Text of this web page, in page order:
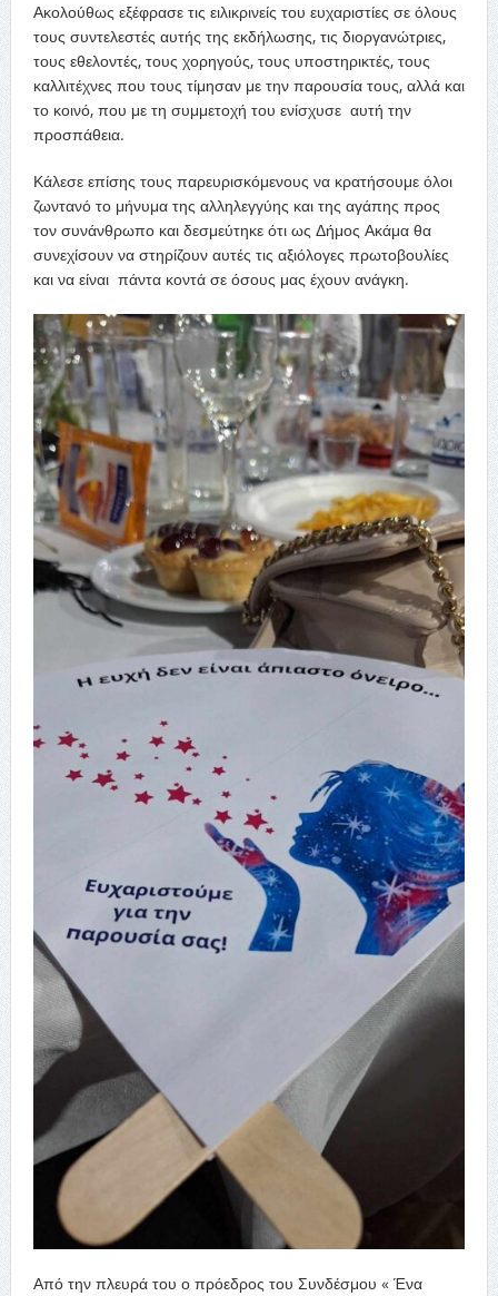
Ακολούθως εξέφρασε τις ειλικρινείς του ευχαριστίες σε όλους
τους συντελεστές αυτής της εκδήλωσης, τις διοργανώτριες,
τους εθελοντές, τους χορηγούς, τους υποστηρικτές, τους
καλλιτέχνες που τους τίμησαν με την παρουσία τους, αλλά και
το κοινό, που με τη συμμετοχή του ενίσχυσε αυτή την
προσπάθεια.
Κάλεσε επίσης τους παρευρισκόμενους να κρατήσουμε όλοι
ζωντανό το μήνυμα της αλληλεγγύης και της αγάπης προς
τον συνάνθρωπο και δεσμεύτηκε ότι ως Δήμος Ακάμα θα
συνεχίσουν να στηρίζουν αυτές τις αξιόλογες πρωτοβουλίες
και να είναι πάντα κοντά σε όσους μας έχουν ανάγκη.
Από την πλευρά του ο πρόεδρος του Συνδέσμου « Ένα